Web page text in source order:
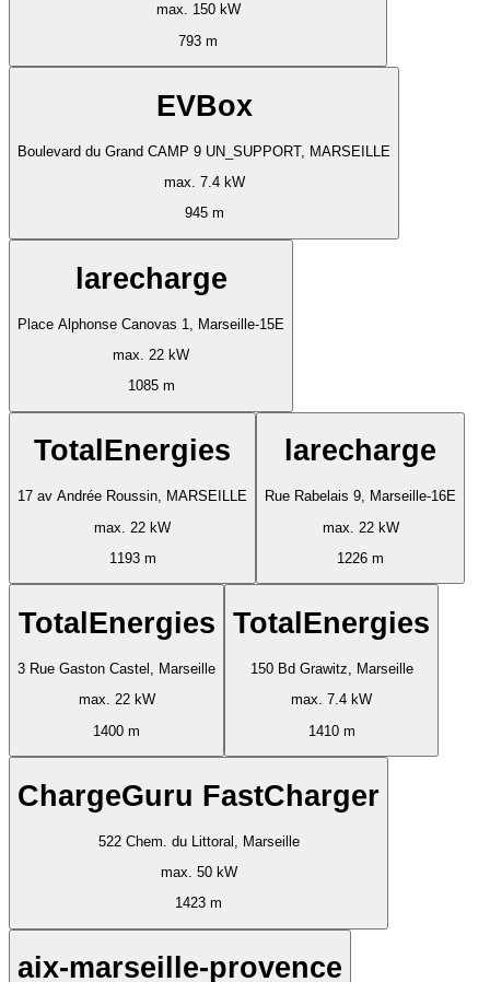
max. 150 kW
793 m
EVBox
Boulevard du Grand CAMP 9 UN_SUPPORT, MARSEILLE
max. 7.4 kW
945 m
larecharge
Place Alphonse Canovas 1, Marseille-15E
max. 22 kW
1085 m
TotalEnergies
17 av Andrée Roussin, MARSEILLE
max. 22 kW
1193 m
larecharge
Rue Rabelais 9, Marseille-16E
max. 22 kW
1226 m
TotalEnergies
3 Rue Gaston Castel, Marseille
max. 22 kW
1400 m
TotalEnergies
150 Bd Grawitz, Marseille
max. 7.4 kW
1410 m
ChargeGuru FastCharger
522 Chem. du Littoral, Marseille
max. 50 kW
1423 m
aix-marseille-provence